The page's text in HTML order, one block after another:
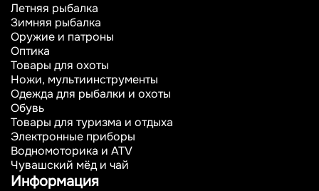
Летняя рыбалка
Зимняя рыбалка
Оружие и патроны
Оптика
Товары для охоты
Ножи, мультиинструменты
Одежда для рыбалки и охоты
Обувь
Товары для туризма и отдыха
Электронные приборы
Водномоторика и ATV
Чувашский мёд и чай
Информация